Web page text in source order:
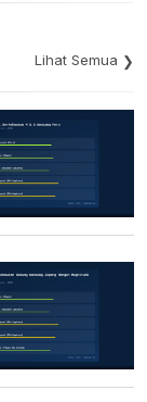
Lihat Semua